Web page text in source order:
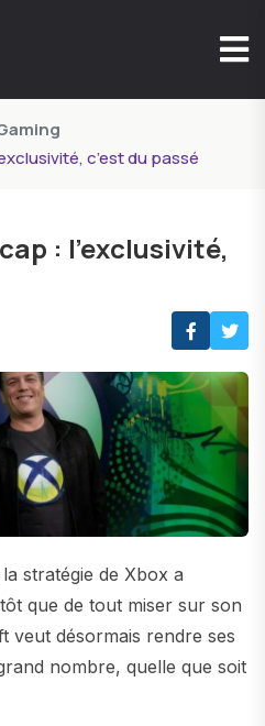
c’est du passé
: l’exclusivité,
stratégie de Xbox a
que de tout miser sur son
veut désormais rendre ses
nombre, quelle que soit